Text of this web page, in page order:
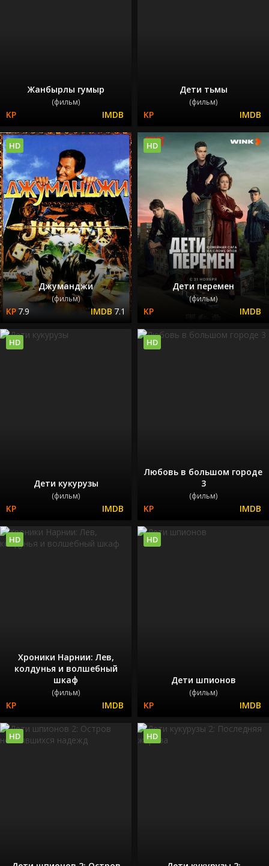
Жанбырлы гумыр
(фильм)
Дети тьмы
(фильм)
Джуманджи
(фильм)
7.9 7.1
HD
Дети перемен
(фильм)
HD
Дети кукурузы
(фильм)
HD
Любовь в большом городе
3
(фильм)
HD
Хроники Нарнии: Лев,
колдунья и волшебный
шкаф
(фильм)
HD
Дети шпионов
(фильм)
HD
HD HD